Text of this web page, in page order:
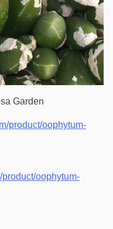
Garden
product/oophytum-
oophytum-